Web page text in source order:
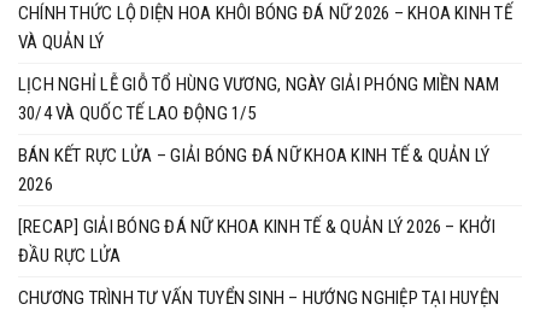
CHÍNH THỨC LỘ DIỆN HOA KHÔI BÓNG ĐÁ NỮ 2026 – KHOA KINH TẾ
VÀ QUẢN LÝ
LỊCH NGHỈ LỄ GIỖ TỔ HÙNG VƯƠNG, NGÀY GIẢI PHÓNG MIỀN NAM
30/4 VÀ QUỐC TẾ LAO ĐỘNG 1/5
BÁN KẾT RỰC LỬA – GIẢI BÓNG ĐÁ NỮ KHOA KINH TẾ & QUẢN LÝ
2026
[RECAP] GIẢI BÓNG ĐÁ NỮ KHOA KINH TẾ & QUẢN LÝ 2026 – KHỞI
ĐẦU RỰC LỬA
CHƯƠNG TRÌNH TƯ VẤN TUYỂN SINH – HƯỚNG NGHIỆP TẠI HUYỆN